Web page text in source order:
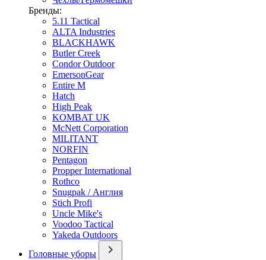
Бренды:
5.11 Tactical
ALTA Industries
BLACKHAWK
Butler Creek
Condor Outdoor
EmersonGear
Entire M
Hatch
High Peak
KOMBAT UK
McNett Corporation
MILITANT
NORFIN
Pentagon
Propper International
Rothco
Snugpak / Англия
Stich Profi
Uncle Mike's
Voodoo Tactical
Yakeda Outdoors
Головные уборы